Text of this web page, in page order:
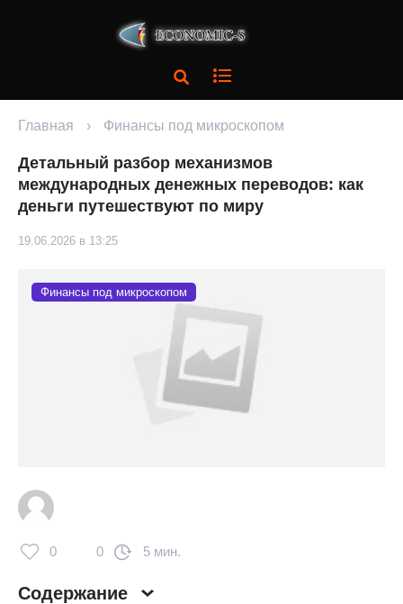
Главная › Финансы под микроскопом
Детальный разбор механизмов
международных денежных переводов: как
деньги путешествуют по миру
19.06.2026 в 13:25
Финансы под микроскопом
0 0 5 мин.
Содержание